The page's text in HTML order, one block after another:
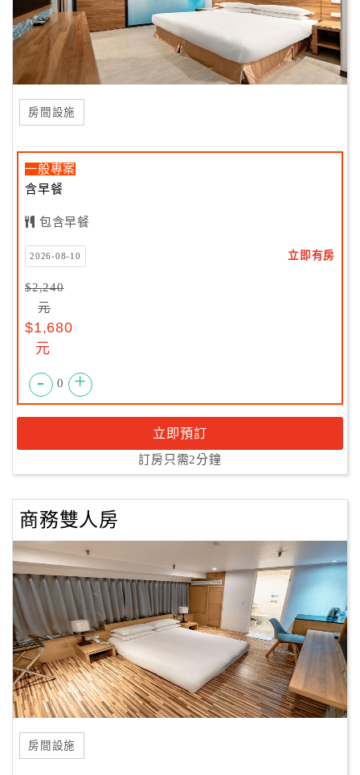
房間設施
一般專案
含早餐
包含早餐
2026-08-10 立即有房
$2,240
元
$1,680
元
- 0 +
立即預訂
訂房只需2分鐘
商務雙人房
房間設施